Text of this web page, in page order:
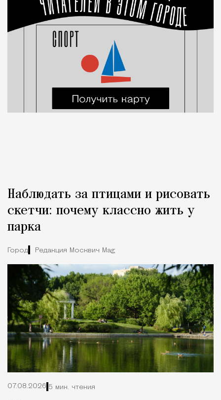
Наблюдать за птицами и рисовать
скетчи: почему классно жить у
парка
Город Редакция Москвич Mag
07.08.2026 5 мин. чтения